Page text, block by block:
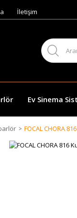
İletişim
Ev Sinema
FOCAL CHORA